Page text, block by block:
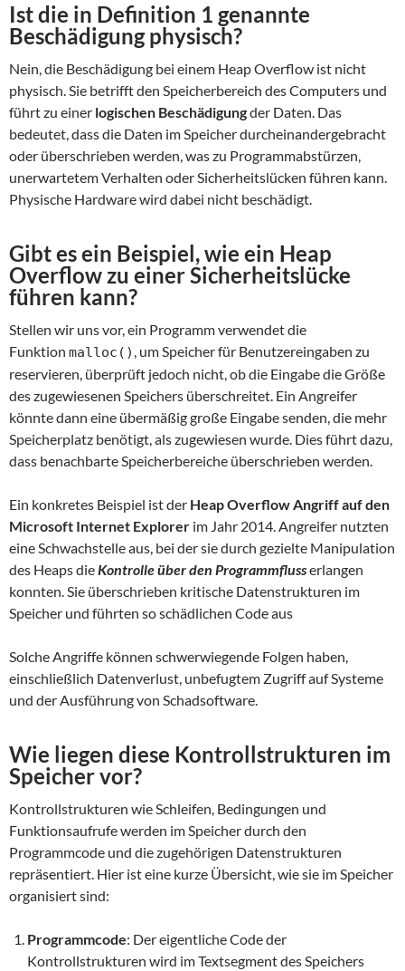
Ist die in Definition 1 genannte
Beschädigung physisch?
Nein, die Beschädigung bei einem Heap Overflow ist nicht
physisch. Sie betrifft den Speicherbereich des Computers und
führt zu einer logischen Beschädigungder Daten. Das
bedeutet, dass die Daten im Speicher durcheinandergebracht
oder überschrieben werden, was zu Programmabstürzen,
unerwartetem Verhalten oder Sicherheitslücken führen kann.
Physische Hardware wird dabei nicht beschädigt.
Gibt es ein Beispiel, wie ein Heap
Overflow zu einer Sicherheitslücke
führen kann?
Stellen wir uns vor, ein Programm verwendet die
Funktion malloc() , um Speicher für Benutzereingaben zu
reservieren, überprüft jedoch nicht, ob die Eingabe die Größe
des zugewiesenen Speichers überschreitet. Ein Angreifer
könnte dann eine übermäßig große Eingabe senden, die mehr
Speicherplatz benötigt, als zugewiesen wurde. Dies führt dazu,
dass benachbarte Speicherbereiche überschrieben werden.
Ein konkretes Beispiel ist der Heap Overflow Angriff auf den
Microsoft Internet Explorer im Jahr 2014. Angreifer nutzten
eine Schwachstelle aus, bei der sie durch gezielte Manipulation
des Heaps dieKontrolle über den Programmflusserlangen
konnten. Sie überschrieben kritische Datenstrukturen im
Speicher und führten so schädlichen Code aus
Solche Angriffe können schwerwiegende Folgen haben,
einschließlich Datenverlust, unbefugtem Zugriff auf Systeme
und der Ausführung von Schadsoftware.
Wie liegen diese Kontrollstrukturen im
Speicher vor?
Kontrollstrukturen wie Schleifen, Bedingungen und
Funktionsaufrufe werden im Speicher durch den
Programmcode und die zugehörigen Datenstrukturen
repräsentiert. Hier ist eine kurze Übersicht, wie sie im Speicher
organisiert sind:
Programmcode: Der eigentliche Code der
Kontrollstrukturen wird im Textsegment des Speichers